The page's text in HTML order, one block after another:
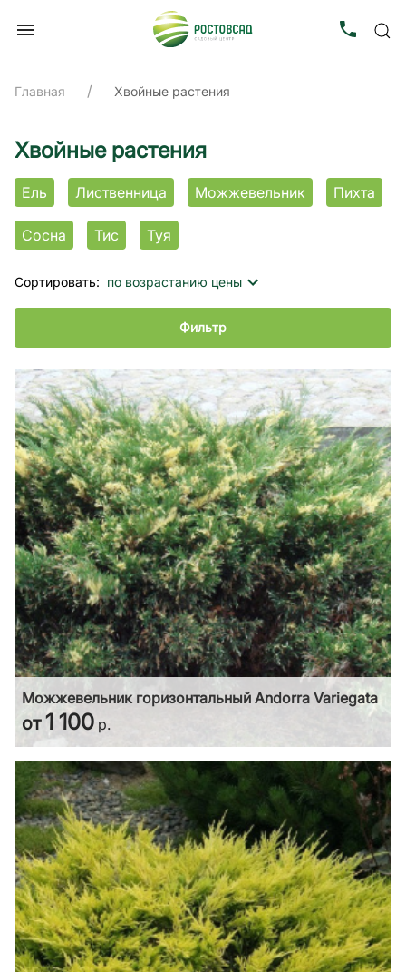
Главная Хвойные растения
Хвойные растения
Ель Лиственница Можжевельник Пихта
Сосна Тис Туя
Сортировать: по возрастанию цены
Фильтр
Можжевельник горизонтальный Andorra Variegata
от1 100 р.